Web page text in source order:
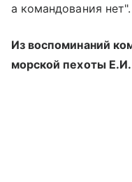
а командования нет".
Из воспоминаний
морской пехоты